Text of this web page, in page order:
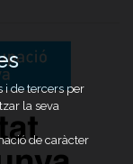
i de tercers per
la seva
de caràcter